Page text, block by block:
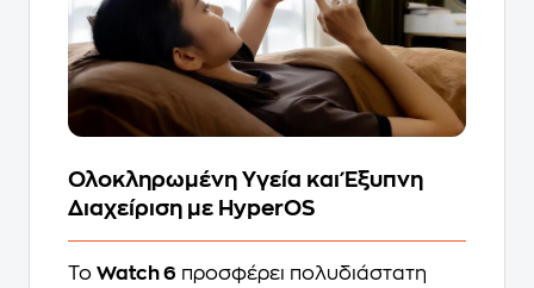
Ολοκληρωμένη Υγεία και Έξυπνη
Διαχείριση με HyperOS
Το Watch 6 προσφέρει πολυδιάστατη